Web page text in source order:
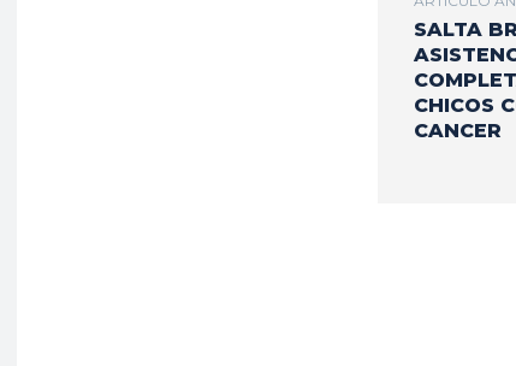
SALTA
CHICOS
CANCER